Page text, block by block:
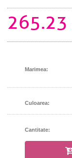
265.23
Marimea:
Culoarea:
Cantitate: